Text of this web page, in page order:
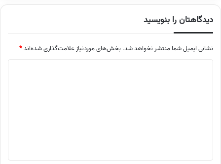
دیدگاهتان را بنویسید
نشانی ایمیل شما منتشر نخواهد شد. بخش‌های موردنیاز علامت‌گذاری شده‌اند*